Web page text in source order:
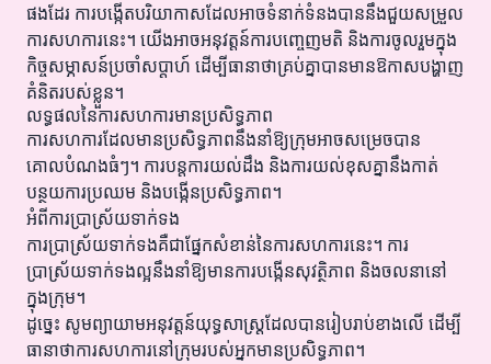
ផងដែរ ការបង្កើតបរិយាកាសដែលអាចទំនាក់ទំនងបាននឹងជួយសម្រួល
ការសហការនេះ។ យើងអាចអនុវត្តន៍ការបញ្ចេញមតិ និងការចូលរួមក្នុង
កិច្ចសម្ភាសន៍ប្រចាំសប្តាហ៍ ដើម្បីធានាថាគ្រប់គ្នាបានមានឱកាសបង្ហាញ
គំនិតរបស់ខ្លួន។
លទ្ធផលនៃការសហការមានប្រសិទ្ធភាព
ការសហការដែលមានប្រសិទ្ធភាពនឹងនាំឱ្យក្រុមអាចសម្រេចបាន
គោលបំណងធំៗ។ ការបន្តការយល់ដឹង និងការយល់ខុសគ្នានឹងកាត់
បន្ថយការប្រឈម និងបង្កើនប្រសិទ្ធភាព។
អំពីការប្រាស្រ័យទាក់ទង
ការប្រាស្រ័យទាក់ទងគឺជាផ្នែកសំខាន់នៃការសហការនេះ។ ការ
ប្រាស្រ័យទាក់ទងល្អនឹងនាំឱ្យមានការបង្កើនសុវត្ថិភាព និងចលនានៅ
ក្នុងក្រុម។
ដូច្នេះ សូមព្យាយាមអនុវត្តន៍យុទ្ធសាស្ត្រដែលបានរៀបរាប់ខាងលើ ដើម្បី
ធានាថាការសហការនៅក្រុមរបស់អ្នកមានប្រសិទ្ធភាព។